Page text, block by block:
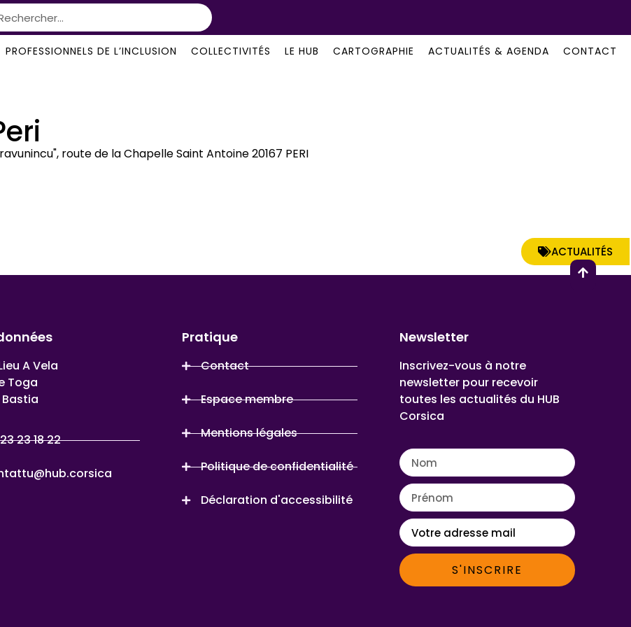
PROFESSIONNELS DE L’INCLUSION COLLECTIVITÉS LE HUB CARTOGRAPHIE ACTUALITÉS & AGENDA CONTACT
ACTUALITÉS
route de la Chapelle Saint Antoine 20167 PERI
A Vela
Toga
23 18 22
Pratique
Contact
Espace membre
Mentions légales
Politique de confidentialité
Déclaration d'accessibilité
Newsletter
Inscrivez-vous à notre
newsletter pour recevoir
toutes les actualités du HUB
Corsica
S'INSCRIRE